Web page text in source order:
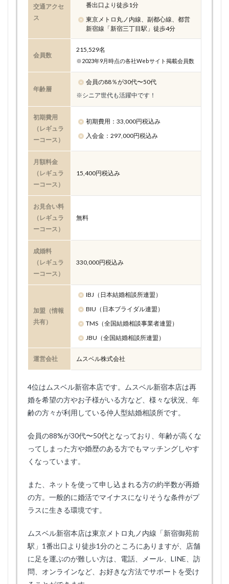
交通アクセ
ス
番出口より徒歩1分
東京メトロ丸ノ内線、副都心線、都営
新宿線「新宿三丁目駅」徒歩4分
会員数
215,529名
※2023年9月時点の各社Webサイト掲載会員数
年齢層
会員の88％が30代〜50代
※シニア世代も活躍中です！
初期費用
（レギュラ
ーコース）
初期費用：33,000円税込み
入会金：297,000円税込み
月額料金
（レギュラ
ーコース）
15,400円税込み
お見合い料
（レギュラ
ーコース）
無料
成婚料
（レギュラ
ーコース）
330,000円税込み
加盟（情報
共有）
IBJ（日本結婚相談所連盟）
BIU（日本ブライダル連盟）
TMS（全国結婚相談事業者連盟）
JBU（全国結婚相談所連盟）
運営会社 ムスベル株式会社
4位はムスベル新宿本店です。ムスベル新宿本店は再
婚を希望の方やお子様がいる方など、様々な状況、年
齢の方々が利用している仲人型結婚相談所です。
会員の88%が30代〜50代となっており、年齢が高くな
ってしまった方や婚歴のある方でもマッチングしやす
くなっています。
また、ネットを使って申し込まれる方の約半数が再婚
の方。一般的に婚活でマイナスになりそうな条件がプ
ラスに生きる環境です。
ムスベル新宿本店は東京メトロ丸ノ内線「新宿御苑前
駅」1番出口より徒歩1分のところにありますが、店舗
に足を運ぶのが難しい方は、電話、メール、LINE、訪
問、オンラインなど、お好きな方法でサポートを受け